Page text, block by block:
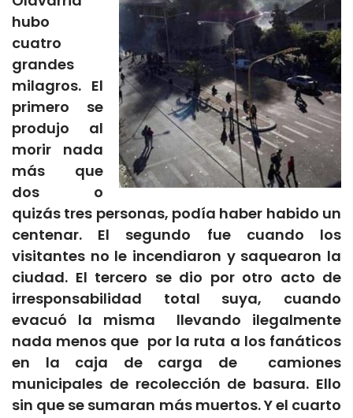
hubo
cuatro
grandes
milagros. El
primero se
produjo al
morir nada
más que
dos o
quizás tres personas, podía haber habido un
centenar. El segundo fue cuando los
visitantes no le incendiaron y saquearon la
ciudad. El tercero se dio por otro acto de
irresponsabilidad total suya, cuando
evacuó la misma llevando ilegalmente
nada menos que por la ruta a los fanáticos
en la caja de carga de camiones
municipales de recolección de basura. Ello
sin que se sumaran más muertos. Y el cuarto